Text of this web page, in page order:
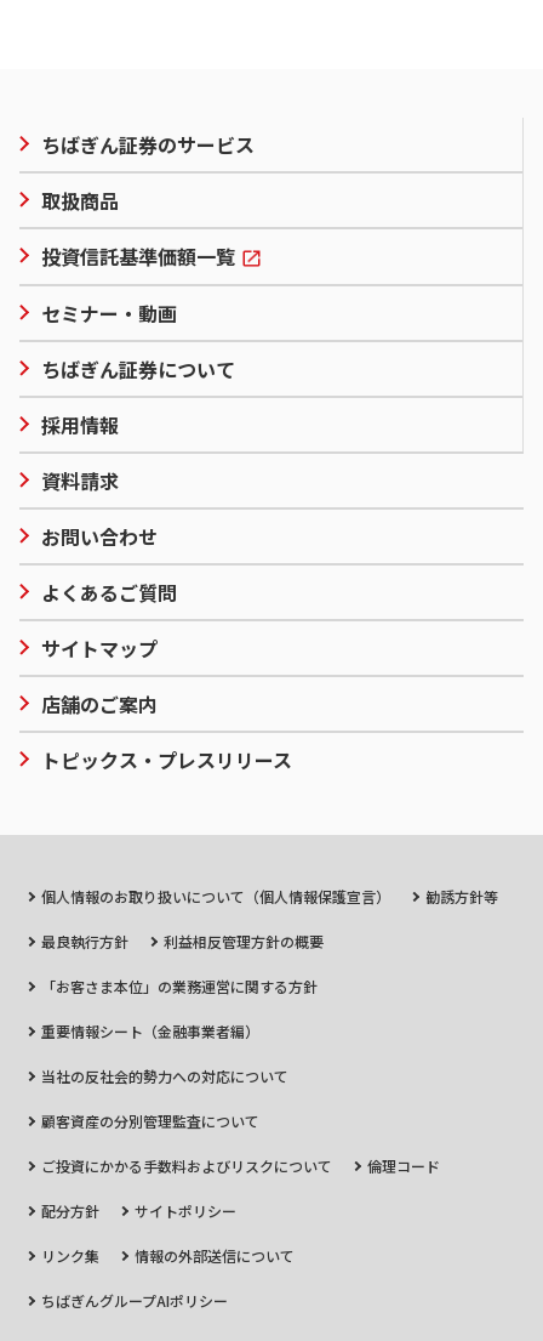
ちばぎん証券のサービス
取扱商品
投資信託基準価額一覧
セミナー・動画
ちばぎん証券について
採用情報
資料請求
お問い合わせ
よくあるご質問
サイトマップ
店舗のご案内
トピックス・プレスリリース
個人情報のお取り扱いについて（個人情報保護宣言） 勧誘方針等
最良執行方針 利益相反管理方針の概要
「お客さま本位」の業務運営に関する方針
重要情報シート（金融事業者編）
当社の反社会的勢力への対応について
顧客資産の分別管理監査について
ご投資にかかる手数料およびリスクについて 倫理コード
配分方針 サイトポリシー
リンク集 情報の外部送信について
ちばぎんグループAIポリシー